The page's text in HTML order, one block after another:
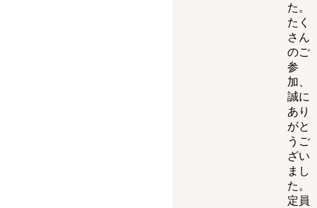
た。
たく
さん
のご
参
加、
誠に
あり
がと
うご
ざい
まし
た。
定員